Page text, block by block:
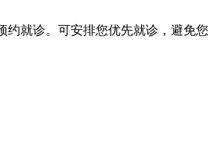
约就诊。可安排您优先就诊，避免您